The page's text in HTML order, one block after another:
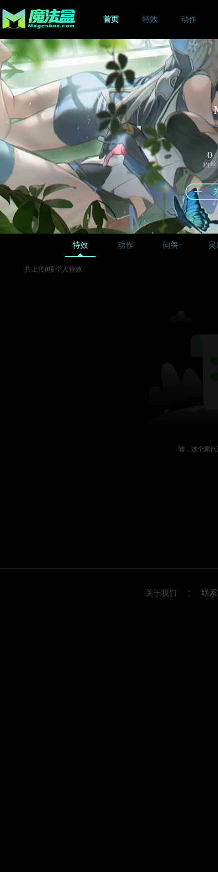
首页 特效 动作
0
粉丝
特效 动作 问答 灵
共上传0项个人特效
嘘…这个家伙
关于我们 | 联